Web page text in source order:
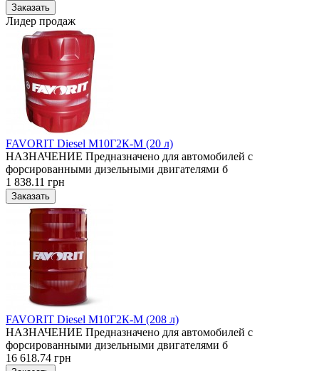
Лидер продаж
FAVORIT Diesel М10Г2К-М (20 л)
НАЗНАЧЕНИЕ Предназначено для автомобилей с
форсированными дизельными двигателями б
1 838.11 грн
FAVORIT Diesel М10Г2К-М (208 л)
НАЗНАЧЕНИЕ Предназначено для автомобилей с
форсированными дизельными двигателями б
16 618.74 грн